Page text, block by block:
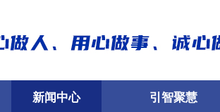
新闻中心 引智聚慧